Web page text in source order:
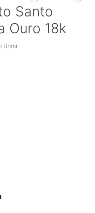
Santo
Ouro 18k
Brasil